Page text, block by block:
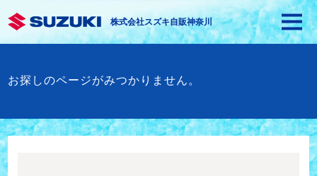
株式会社スズキ自販神奈川
お探しのページがみつかりません。